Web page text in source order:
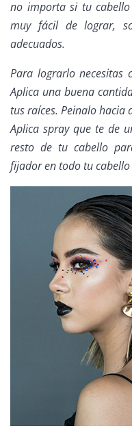
no importa si tu
muy fácil de lograr,
adecuados.
Para lograrlo necesitas
Aplica una buena
tus raíces. Peinalo hacia
Aplicasprayque te de
resto de tu cabello
fijador en todo tu